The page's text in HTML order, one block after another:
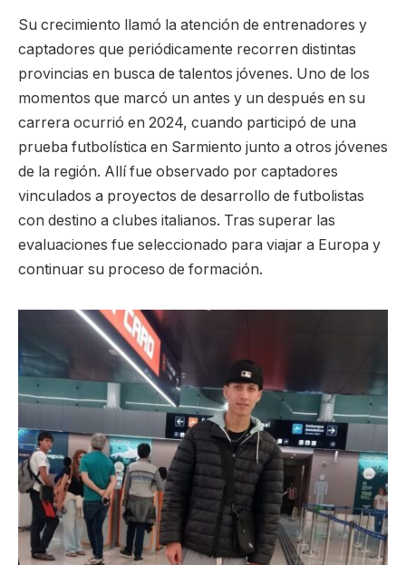
Su crecimiento llamó la atención de entrenadores y
captadores que periódicamente recorren distintas
provincias en busca de talentos jóvenes. Uno de los
momentos que marcó un antes y un después en su
carrera ocurrió en 2024, cuando participó de una
prueba futbolística en Sarmiento junto a otros jóvenes
de la región. Allí fue observado por captadores
vinculados a proyectos de desarrollo de futbolistas
con destino a clubes italianos. Tras superar las
evaluaciones fue seleccionado para viajar a Europa y
continuar su proceso de formación.